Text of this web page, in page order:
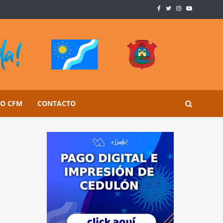
CFM CONTACTO